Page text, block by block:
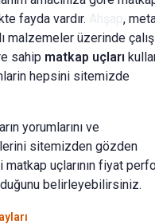
fayda vardır.
,
malzemeler üzerinde
sahip matkap uçları
hepsini sitemizde
yorumlarını ve
sitemizden gözden
uçlarının fiyat
belirleyebilirsiniz.